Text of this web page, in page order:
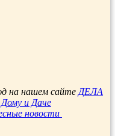
на нашем сайте ДЕЛА
Дому и Даче
новости